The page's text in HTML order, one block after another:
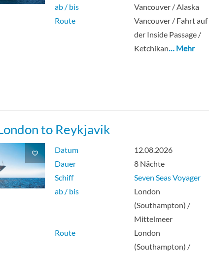
ab / bis
Vancouver / Alaska
Route
Vancouver / Fahrt auf
der Inside Passage /
Ketchikan… Mehr
to Reykjavik
Datum
12.08.2026
Dauer
8 Nächte
Schiff
Seven Seas Voyager
ab / bis
London
(Southampton) /
Mittelmeer
Route
London
(Southampton) /